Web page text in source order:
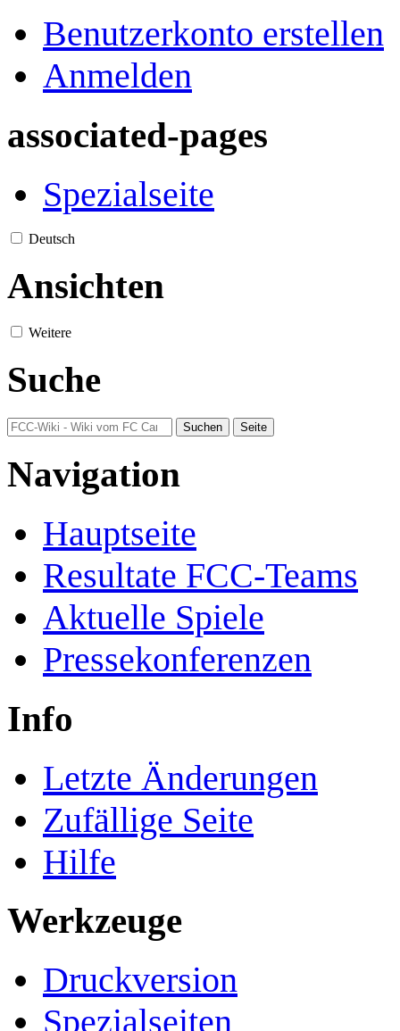
Benutzerkonto erstellen
Anmelden
associated-pages
Spezialseite
Deutsch
Ansichten
Weitere
Suche
Navigation
Hauptseite
Resultate FCC-Teams
Aktuelle Spiele
Pressekonferenzen
Info
Letzte Änderungen
Zufällige Seite
Hilfe
Werkzeuge
Druckversion
Spezialseiten